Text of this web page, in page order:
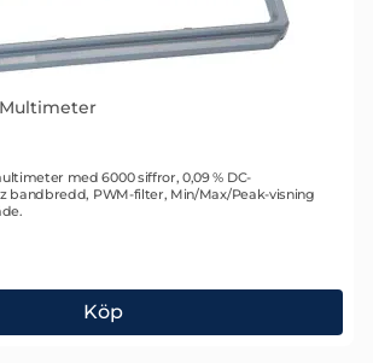
med 6000 siffror, 0,09 % DC-
bandbredd, PWM-filter, Min/Max/Peak-visning
Köp
MX5006 Multimeter